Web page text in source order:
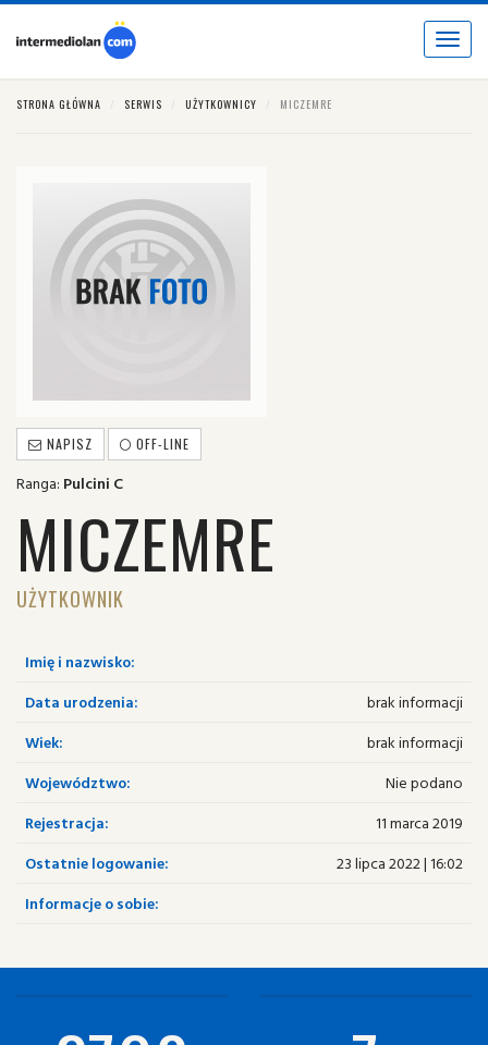
Toggle
STRONA GŁÓWNA SERWIS UŻYTKOWNICY MICZEMRE
NAPISZ OFF-LINE
Ranga: Pulcini C
MICZEMRE
UŻYTKOWNIK
Imię i nazwisko:
Data urodzenia:
brak informacji
Wiek:
brak informacji
Województwo:
Nie podano
Rejestracja:
11 marca 2019
Ostatnie logowanie:
23 lipca 2022 | 16:02
Informacje o sobie: